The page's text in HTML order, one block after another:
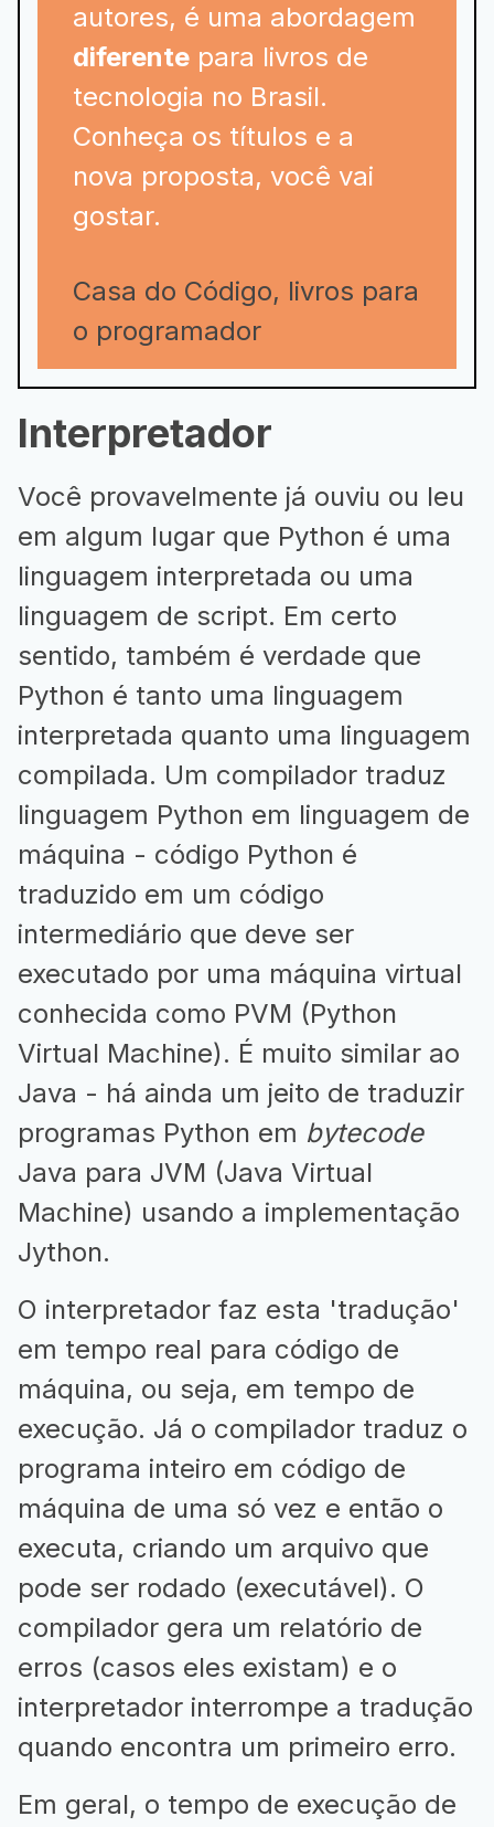
autores, é uma abordagem
diferente para livros de
tecnologia no Brasil.
Conheça os títulos e a
nova proposta, você vai
gostar.
Casa do Código, livros para
o programador
Interpretador
Você provavelmente já ouviu ou leu
em algum lugar que Python é uma
linguagem interpretada ou uma
linguagem de script. Em certo
sentido, também é verdade que
Python é tanto uma linguagem
interpretada quanto uma linguagem
compilada. Um compilador traduz
linguagem Python em linguagem de
máquina - código Python é
traduzido em um código
intermediário que deve ser
executado por uma máquina virtual
conhecida como PVM (Python
Virtual Machine). É muito similar ao
Java - há ainda um jeito de traduzir
programas Python em bytecode
Java para JVM (Java Virtual
Machine) usando a implementação
Jython.
O interpretador faz esta 'tradução'
em tempo real para código de
máquina, ou seja, em tempo de
execução. Já o compilador traduz o
programa inteiro em código de
máquina de uma só vez e então o
executa, criando um arquivo que
pode ser rodado (executável). O
compilador gera um relatório de
erros (casos eles existam) e o
interpretador interrompe a tradução
quando encontra um primeiro erro.
Em geral, o tempo de execução de